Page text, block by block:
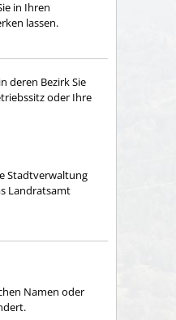
in Ihren
lassen.
deren Bezirk Sie
oder Ihre
Stadtverwaltung
Landratsamt
Namen oder